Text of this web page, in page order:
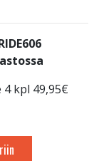
kpl 49,95€